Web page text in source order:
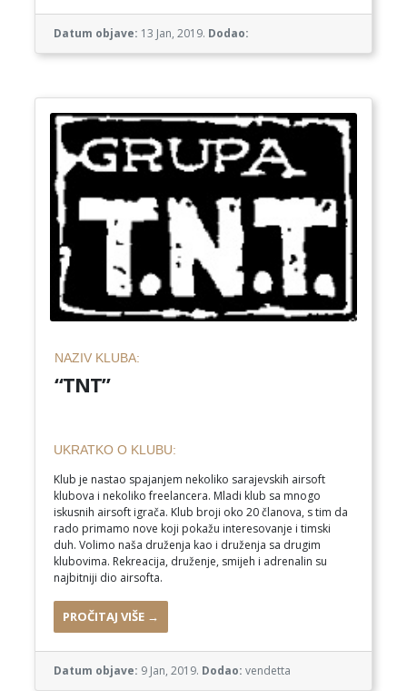
Datum objave: 13 Jan, 2019. Dodao:
NAZIV KLUBA:
“TNT”
UKRATKO O KLUBU:
Klub je nastao spajanjem nekoliko sarajevskih airsoft
klubova i nekoliko freelancera. Mladi klub sa mnogo
iskusnih airsoft igrača. Klub broji oko 20 članova, s tim da
rado primamo nove koji pokažu interesovanje i timski
duh. Volimo naša druženja kao i druženja sa drugim
klubovima. Rekreacija, druženje, smijeh i adrenalin su
najbitniji dio airsofta.
PROČITAJ VIŠE →
Datum objave: 9 Jan, 2019. Dodao: vendetta